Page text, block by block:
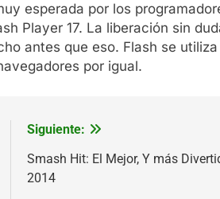
esperada por los
Player 17. La liberación sin
antes que eso. Flash se
por igual.
Siguiente:
Smash Hit: El Mejor, Y más
2014